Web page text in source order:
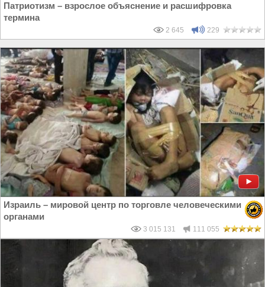
Патриотизм – взрослое объяснение и расшифровка
термина
2 645 229
Израиль – мировой центр по торговле человеческими
органами
3 015 131 111 055